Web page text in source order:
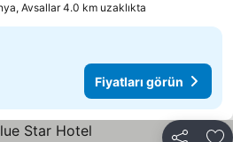
Avsallar 4.0 km uzaklıkta
Fiyatları görün